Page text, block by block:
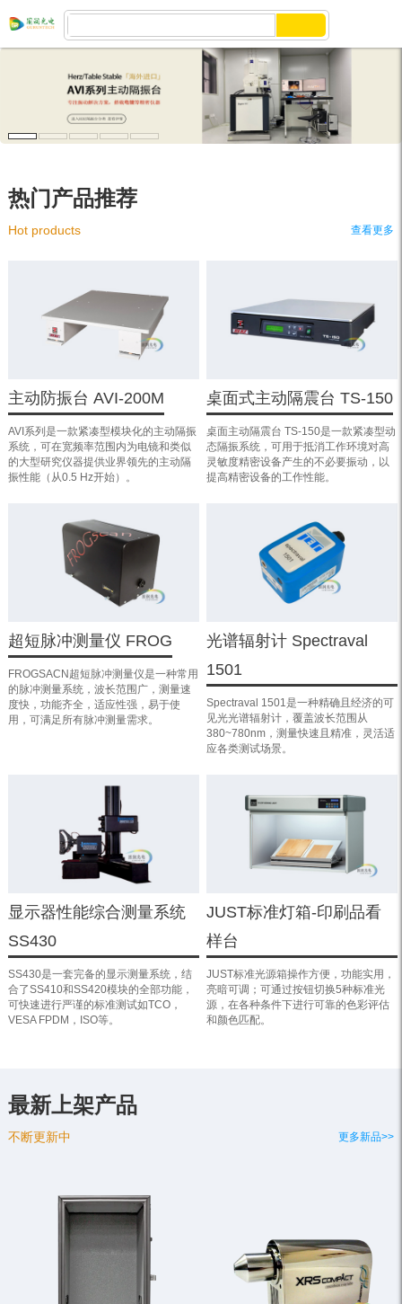
热门产品推荐
Hot products 查看更多
主动防振台 AVI-200M
AVI系列是一款紧凑型模块化的主动隔振
系统，可在宽频率范围内为电镜和类似
的大型研究仪器提供业界领先的主动隔
振性能（从0.5 Hz开始）。
桌面式主动隔震台 TS-150
桌面主动隔震台 TS-150是一款紧凑型动
态隔振系统，可用于抵消工作环境对高
灵敏度精密设备产生的不必要振动，以
提高精密设备的工作性能。
超短脉冲测量仪 FROG
FROGSACN超短脉冲测量仪是一种常用
的脉冲测量系统，波长范围广，测量速
度快，功能齐全，适应性强，易于使
用，可满足所有脉冲测量需求。
光谱辐射计 Spectraval
1501
Spectraval 1501是一种精确且经济的可
见光光谱辐射计，覆盖波长范围从
380~780nm，测量快速且精准，灵活适
应各类测试场景。
显示器性能综合测量系统
SS430
SS430是一套完备的显示测量系统，结
合了SS410和SS420模块的全部功能，
可快速进行严谨的标准测试如TCO，
VESA FPDM，ISO等。
JUST标准灯箱-印刷品看
样台
JUST标准光源箱操作方便，功能实用，
亮暗可调；可通过按钮切换5种标准光
源，在各种条件下进行可靠的色彩评估
和颜色匹配。
最新上架产品
不断更新中 更多新品>>